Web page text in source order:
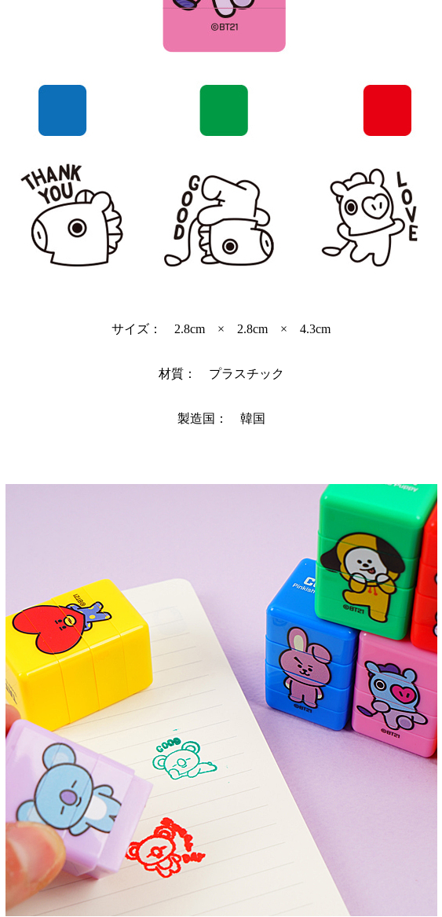
サイズ： 2.8cm × 2.8cm × 4.3cm
材質： プラスチック
製造国： 韓国